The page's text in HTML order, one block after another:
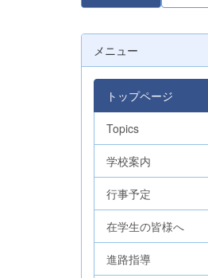
メニュー
トップページ
Topics
学校案内
行事予定
在学生の皆様へ
進路指導